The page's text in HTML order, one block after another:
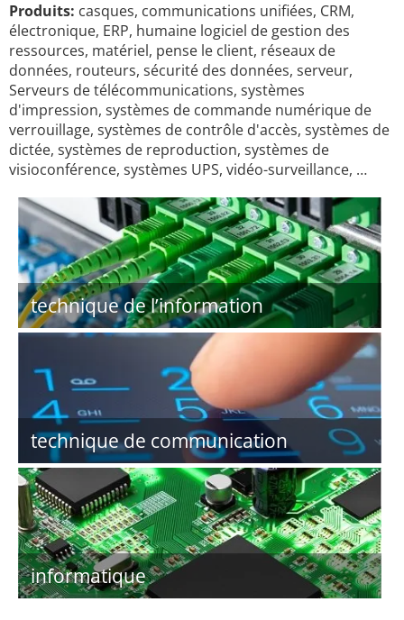
Produits: casques, communications unifiées, CRM,
électronique, ERP, humaine logiciel de gestion des
ressources, matériel, pense le client, réseaux de
données, routeurs, sécurité des données, serveur,
Serveurs de télécommunications, systèmes
d'impression, systèmes de commande numérique de
verrouillage, systèmes de contrôle d'accès, systèmes de
dictée, systèmes de reproduction, systèmes de
visioconférence, systèmes UPS, vidéo-surveillance, …
technique de l’information
technique de communication
informatique